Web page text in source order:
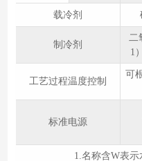
载冷剂
制冷剂
二
1
工艺过程温度控制
可
标准电源
1.名称含W表示